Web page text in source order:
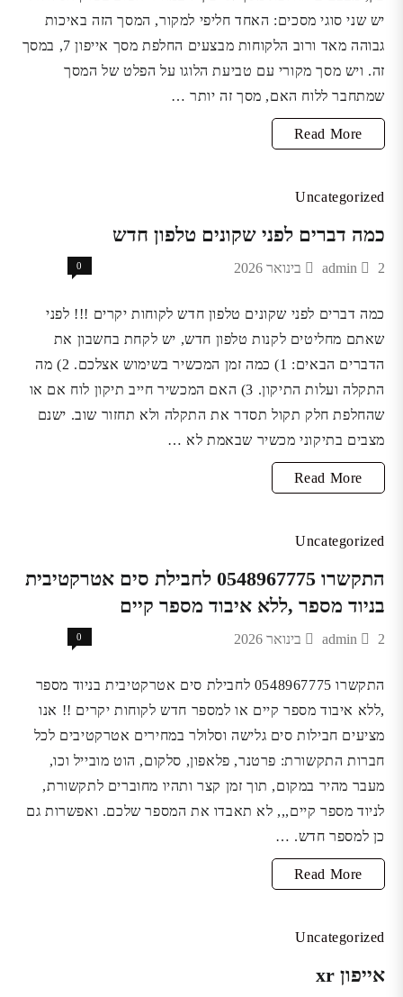
יש שני סוגי מסכים: האחד חליפי למקור, המסך הזה באיכות
גבוהה מאד ורוב הלקוחות מבצעים החלפת מסך אייפון 7, במסך
זה. ויש מסך מקורי עם טביעת הלוגו על הפלט של המסך
שמתחבר ללוח האם, מסך זה יותר …
החלפת
אייפון
Read More
Uncategorized
כמה דברים לפני שקונים טלפון חדש
admin 2 בינואר 2026 0
כמה דברים לפני שקונים טלפון חדש לקוחות יקרים !!! לפני
שאתם מחליטים לקנות טלפון חדש, יש לקחת בחשבון את
הדברים הבאים: 1) כמה זמן המכשיר בשימוש אצלכם. 2) מה
התקלה ועלות התיקון. 3) האם המכשיר חייב תיקון לוח אם או
שהחלפת חלק תקול תסדר את התקלה ולא תחזור שוב. ישנם
מצבים בתיקוני מכשיר שבאמת לא …
כמה
לפני
Read More
Uncategorized
התקשרו 0548967775 לחבילת סים אטרקטיבית
בניוד מספר ,ללא איבוד מספר קיים
admin 2 בינואר 2026 0
התקשרו 0548967775 לחבילת סים אטרקטיבית בניוד מספר
,ללא איבוד מספר קיים או למספר חדש לקוחות יקרים !! אנו
מציעים חבילות סים גלישה וסלולר במחירים אטרקטיבים לכל
חברות התקשורת: פרטנר, פלאפון, סלקום, הוט מובייל וכו,
מעבר מהיר במקום, תוך זמן קצר ותהיו מחוברים לתקשורת,
לניוד מספר קיים,,, לא תאבדו את המספר שלכם. ואפשרות גם
כן למספר חדש. …
התקשרו
לחבילת
Read More
Uncategorized
אייפון xr